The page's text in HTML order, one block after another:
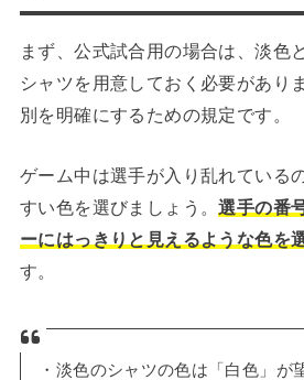
まず、公式試合用の場合は、淡色
シャツを用意しておく必要があり
別を明確にするための規定です。
ゲーム中は選手が入り乱れている
すい色を選びましょう。選手の番
ーにはっきりと見えるような色を
す。
・淡色のシャツの色は「白色」が